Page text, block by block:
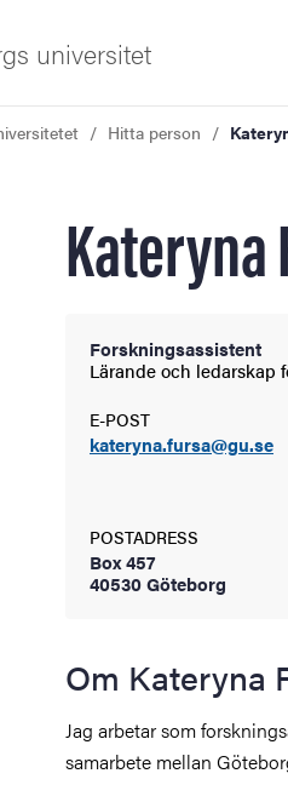
och innovation
universitetet
hos oss
och värderingar
universitet
Hitta person
Kateryna
Forskningsassistent
Lärande och ledarskap
E-POST
kateryna.fursa@gu.se
POSTADRESS
Box 457
40530 Göteborg
Om Kateryna
Jag arbetar som
samarbete mellan